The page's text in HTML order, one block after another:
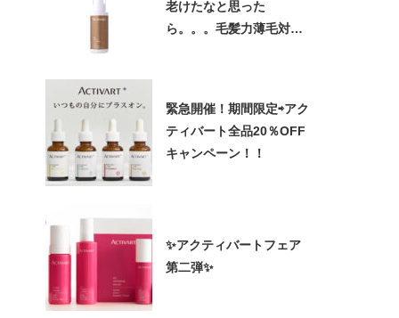
老けたなと思った
ら。。。毛髪力薄毛対策
緊急開催！期間限定⇨アク
ティバート全品20％OFF
キャンペーン！！
✨アクティバートフェア
第二弾✨